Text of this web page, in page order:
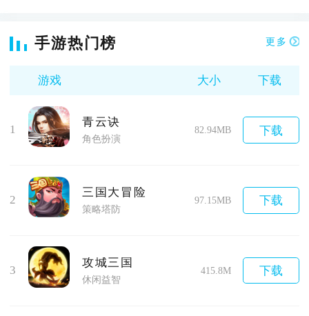
手游热门榜 更多
游戏 大小 下载
1
青云诀
角色扮演
82.94MB 下载
2
三国大冒险
策略塔防
97.15MB 下载
3
攻城三国
休闲益智
415.8M 下载